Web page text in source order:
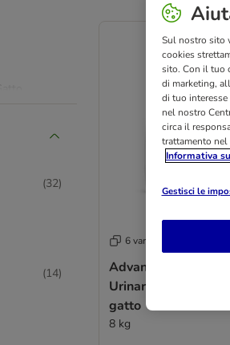
(32)
(14)
6 varianti
Advance Veterinary
Urinary Cat
gatto
8 kg
Sul nostro sito
cookies
sito. Con il tuo
di marketing,
di tuo
nel nostro
circa il
trattamento nel
Informativa
Gestisci le